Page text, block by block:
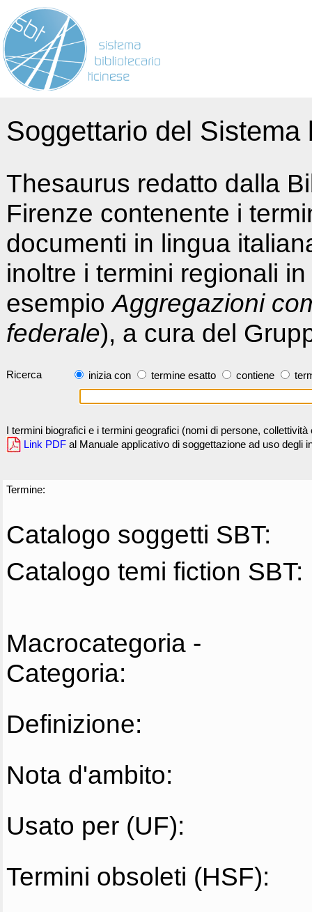
Soggettario del
Thesaurus redatto dalla
Firenze contenente i
documenti in lingua
inoltre i termini regionali
esempioAggregazioni
federale), a cura del
Ricerca inizia con termine esatto contiene
I termini biografici e i termini geografici (nomi di persone,
Link PDF al Manuale applicativo di soggettazione ad uso degli
Termine:
Catalogo soggetti SBT:
Catalogo temi fiction SBT:
Macrocategoria -
Categoria:
Definizione:
Nota d'ambito:
Usato per (UF):
Termini obsoleti (HSF):